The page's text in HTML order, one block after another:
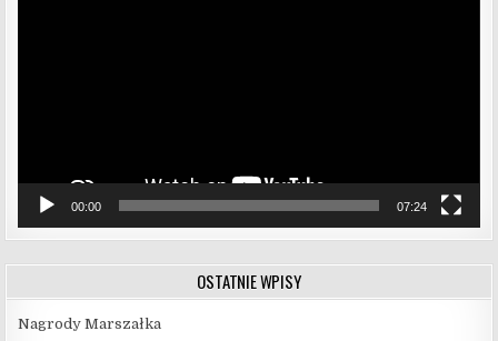
00:00 07:24
OSTATNIE WPISY
Nagrody Marszałka